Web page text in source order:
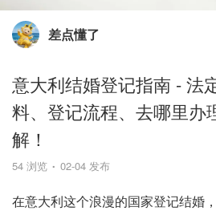
差点懂了
意大利结婚登记指南 - 法
料、登记流程、去哪里办
解！
54 浏览 02-04 发布
在意大利这个浪漫的国家登记结婚